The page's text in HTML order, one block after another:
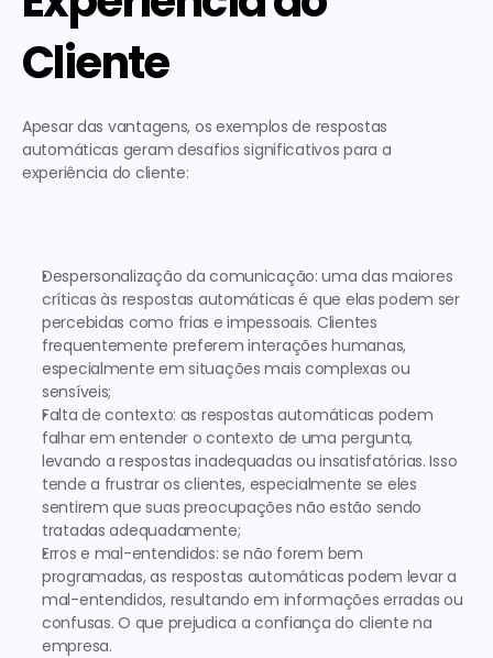
Cliente
Apesar das vantagens, os exemplos de respostas
automáticas geram desafios significativos para a
experiência do cliente:
Despersonalização da comunicação: uma das maiores
críticas às respostas automáticas é que elas podem ser
percebidas como frias e impessoais. Clientes
frequentemente preferem interações humanas,
especialmente em situações mais complexas ou
sensíveis;
Falta de contexto: as respostas automáticas podem
falhar em entender o contexto de uma pergunta,
levando a respostas inadequadas ou insatisfatórias. Isso
tende a frustrar os clientes, especialmente se eles
sentirem que suas preocupações não estão sendo
tratadas adequadamente;
Erros e mal-entendidos: se não forem bem
programadas, as respostas automáticas podem levar a
mal-entendidos, resultando em informações erradas ou
confusas. O que prejudica a confiança do cliente na
empresa.